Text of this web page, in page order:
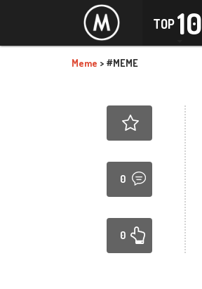
TOP 10
Meme > #MEME
0
0